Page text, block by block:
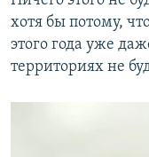
хотя бы потому,
этого года уже
территориях не